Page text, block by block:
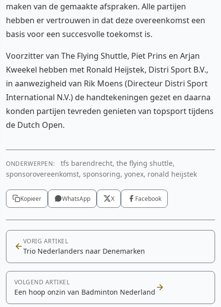
maken van de gemaakte afspraken. Alle partijen
hebben er vertrouwen in dat deze overeenkomst een
basis voor een succesvolle toekomst is.
Voorzitter van The Flying Shuttle, Piet Prins en Arjan
Kweekel hebben met Ronald Heijstek, Distri Sport B.V.,
in aanwezigheid van Rik Moens (Directeur Distri Sport
International N.V.) de handtekeningen gezet en daarna
konden partijen tevreden genieten van topsport tijdens
de Dutch Open.
ONDERWERPEN:
tfs barendrecht, the flying shuttle,
sponsorovereenkomst, sponsoring, yonex, ronald heijstek
Kopieer WhatsApp X Facebook
VORIG ARTIKEL
Trio Nederlanders naar Denemarken
VOLGEND ARTIKEL
Een hoop onzin van Badminton Nederland